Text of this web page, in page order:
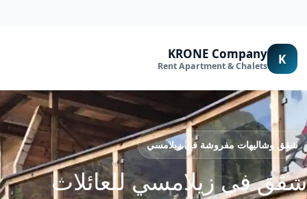
K
KRONE Company
Rent Apartment & Chalets
شقق وشاليهات مفروشة في زيلامسي
شقق في زيلامسي للعائلات